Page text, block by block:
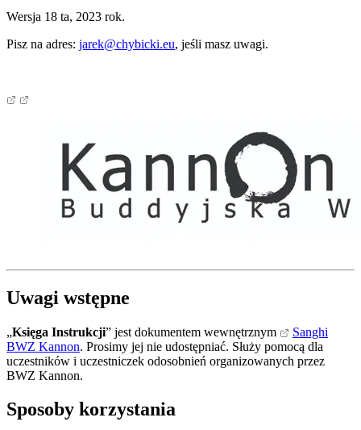
Wersja 18 ta, 2023 rok.
Pisz na adres: jarek@chybicki.eu, jeśli masz uwagi.
Uwagi wstępne
„Księga Instrukcji” jest dokumentem wewnętrznym
Sanghi
BWZ Kannon. Prosimy jej nie udostępniać. Służy pomocą dla
uczestników i uczestniczek odosobnień organizowanych przez
BWZ Kannon.
Sposoby korzystania